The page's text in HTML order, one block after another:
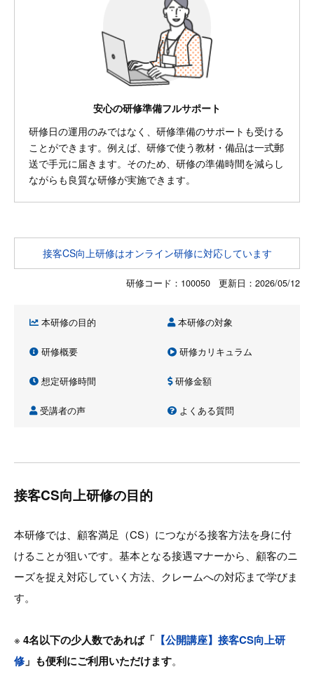
安心の研修準備フルサポート
研修日の運用のみではなく、研修準備のサポートも受ける
ことができます。例えば、研修で使う教材・備品は一式郵
送で手元に届きます。そのため、研修の準備時間を減らし
ながらも良質な研修が実施できます。
接客CS向上研修はオンライン研修に対応しています
研修コード：100050 更新日： 2026/05/12
本研修の目的 本研修の対象
研修概要 研修カリキュラム
想定研修時間 研修金額
受講者の声 よくある質問
接客CS向上研修の目的
本研修では、顧客満足（CS）につながる接客方法を身に付
けることが狙いです。基本となる接遇マナーから、顧客のニ
ーズを捉え対応していく方法、クレームへの対応まで学びま
す。
※ 4名以下の少人数であれば「 【公開講座】接客CS向上研
修」も便利にご利用いただけます。